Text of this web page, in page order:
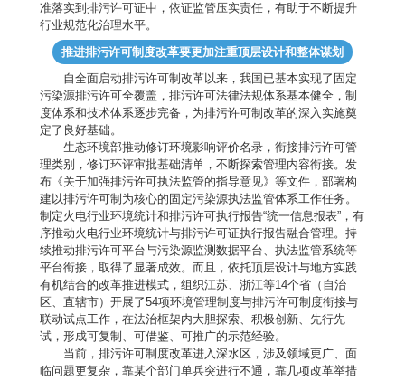
准落实到排污许可证中，依证监管压实责任，有助于不断提升
行业规范化治理水平。
推进排污许可制度改革要更加注重顶层设计和整体谋划
自全面启动排污许可制改革以来，我国已基本实现了固定
污染源排污许可全覆盖，排污许可法律法规体系基本健全，制
度体系和技术体系逐步完备，为排污许可制改革的深入实施奠
定了良好基础。
生态环境部推动修订环境影响评价名录，衔接排污许可管
理类别，修订环评审批基础清单，不断探索管理内容衔接。发
布《关于加强排污许可执法监管的指导意见》等文件，部署构
建以排污许可制为核心的固定污染源执法监管体系工作任务。
制定火电行业环境统计和排污许可执行报告“统一信息报表”，有
序推动火电行业环境统计与排污许可证执行报告融合管理。持
续推动排污许可平台与污染源监测数据平台、执法监管系统等
平台衔接，取得了显著成效。而且，依托顶层设计与地方实践
有机结合的改革推进模式，组织江苏、浙江等14个省（自治
区、直辖市）开展了54项环境管理制度与排污许可制度衔接与
联动试点工作，在法治框架内大胆探索、积极创新、先行先
试，形成可复制、可借鉴、可推广的示范经验。
当前，排污许可制度改革进入深水区，涉及领域更广、面
临问题更复杂，靠某个部门单兵突进行不通，靠几项改革举措